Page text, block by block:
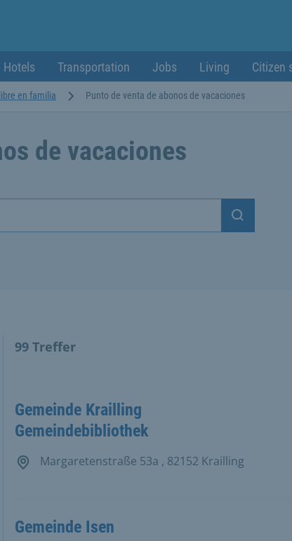
Hotels Transportation Jobs Living Citizen
en familia Punto de venta de abonos de vacaciones
de vacaciones
Suchen
in der Ergebnisliste und Karte.
99Treffer
Gemeinde Krailling
Gemeindebibliothek
Margaretenstraße 53a , 82152 Krailling
Gemeinde Isen